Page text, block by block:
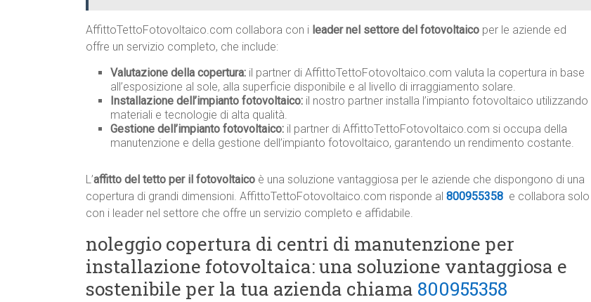
AffittoTettoFotovoltaico.com collabora con i leader nel settore del fotovoltaico per le aziende ed
offre un servizio completo, che include:
Valutazione della copertura: il partner di AffittoTettoFotovoltaico.com valuta la copertura in base
all’esposizione al sole, alla superficie disponibile e al livello di irraggiamento solare.
Installazione dell’impianto fotovoltaico: il nostro partner installa l’impianto fotovoltaico utilizzando
materiali e tecnologie di alta qualità.
Gestione dell’impianto fotovoltaico: il partner di AffittoTettoFotovoltaico.com si occupa della
manutenzione e della gestione dell’impianto fotovoltaico, garantendo un rendimento costante.
L’affitto del tetto per il fotovoltaico è una soluzione vantaggiosa per le aziende che dispongono di una
copertura di grandi dimensioni. AffittoTettoFotovoltaico.com risponde al 800955358 e collabora solo
con i leader nel settore che offre un servizio completo e affidabile.
noleggio copertura di centri di manutenzione per
installazione fotovoltaica: una soluzione vantaggiosa e
sostenibile per la tua azienda chiama 800955358